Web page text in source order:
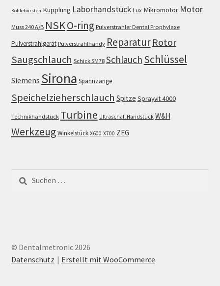
Kohlebürsten Kupplung Laborhandstück Lux Mikromotor Motor
Muss 240 A/B NSKO-ring Pulverstrahler Dental Prophylaxe
Pulverstrahlgerät Pulverstrahlhandy Reparatur Rotor
Saugschlauch Schick SM78 Schlauch Schlüssel
Siemens Sirona Spannzange
Speichelzieherschlauch Spitze Sprayvit 4000
Technikhandstück Turbine Ultraschall Handstück W&H
WerkzeugWinkelstück X600 X700 ZEG
nach:
© Dentalmetronic 2026
Datenschutz
Erstellt mit WooCommerce.